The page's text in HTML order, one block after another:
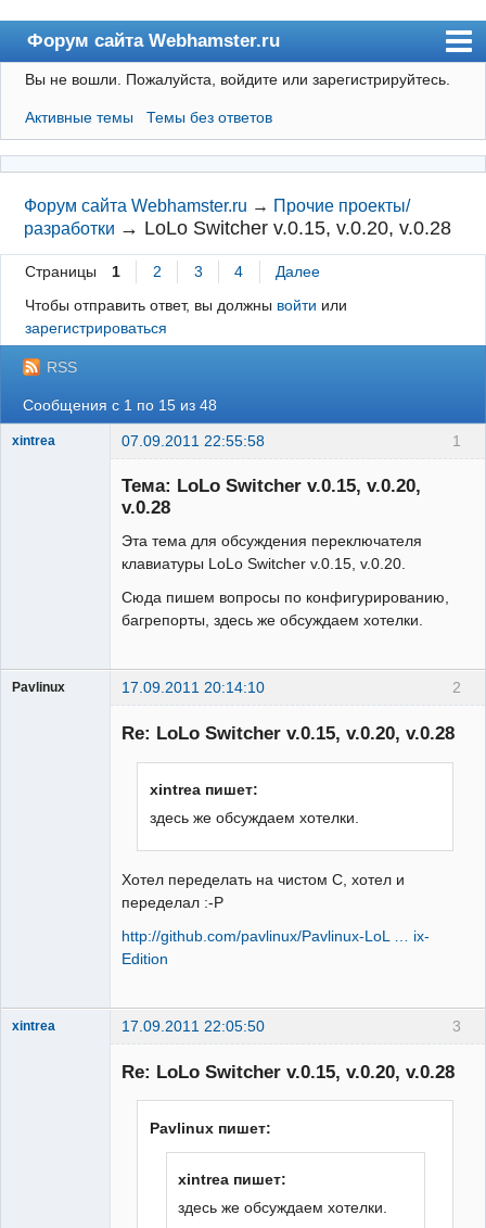
Форум сайта Webhamster.ru
Форум
Пользователи
Поиск
Регистрация
Вход
Webhamster.ru
Вы не вошли. Пожалуйста, войдите или зарегистрируйтесь.
Активные темы Темы без ответов
Форум сайта Webhamster.ru → Прочие проекты/
разработки → LoLo Switcher v.0.15, v.0.20, v.0.28
Страницы 1 2 3 4
Далее
Чтобы отправить ответ, вы должны войти или
зарегистрироваться
RSS
Сообщения с 1 по 15 из 48
1
xintrea 07.09.2011 22:55:58
Тема: LoLo Switcher v.0.15, v.0.20,
v.0.28
Эта тема для обсуждения переключателя
клавиатуры LoLo Switcher v.0.15, v.0.20.
Сюда пишем вопросы по конфигурированию,
багрепорты, здесь же обсуждаем хотелки.
2
Pavlinux 17.09.2011 20:14:10
Re: LoLo Switcher v.0.15, v.0.20, v.0.28
xintrea пишет:
здесь же обсуждаем хотелки.
Хотел переделать на чистом С, хотел и
переделал :-P
http://github.com/pavlinux/Pavlinux-LoL … ix-
Edition
3
xintrea 17.09.2011 22:05:50
Re: LoLo Switcher v.0.15, v.0.20, v.0.28
Pavlinux пишет:
xintrea пишет:
здесь же обсуждаем хотелки.